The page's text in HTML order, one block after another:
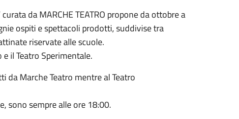
curata da MARCHE TEATRO propone da ottobre a
ospiti e spettacoli prodotti, suddivise tra
riservate alle scuole.
il Teatro Sperimentale.
da Marche Teatro mentre al Teatro
sono sempre alle ore 18:00.